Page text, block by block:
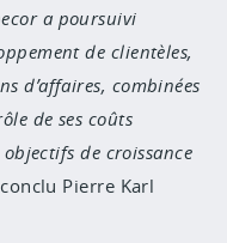
a poursuivi
de clientèles,
d’affaires, combinées
de ses coûts
de croissance
Pierre Karl